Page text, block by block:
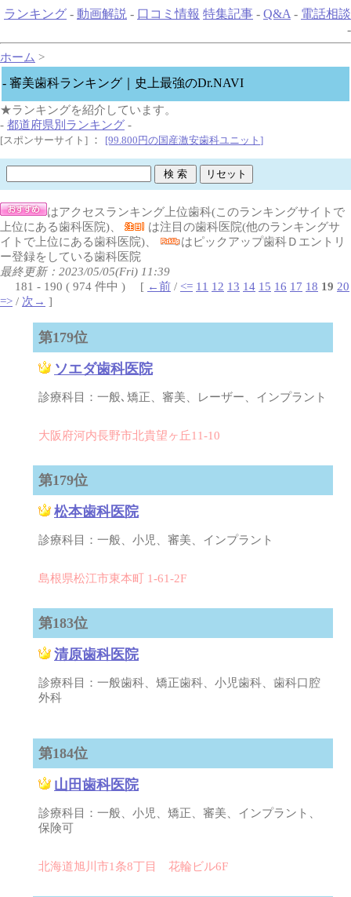
ランキング - 動画解説 - 口コミ情報 特集記事 - Q&A - 電話相談
-
ホーム >
- 審美歯科ランキング｜史上最強のDr.NAVI
★ランキングを紹介しています。
- 都道府県別ランキング -
[スポンサーサイト] ： [99.800円の国産激安歯科ユニット ]
はアクセスランキング上位歯科(このランキングサイトで
上位にある歯科医院)、
は注目の歯科医院(他のランキングサ
イトで上位にある歯科医院)、
はピックアップ歯科Ｄエントリ
ー登録をしている歯科医院
最終更新：2023/05/05(Fri) 11:39
181 - 190 ( 974 件中 ) [ ←前 / <= 11 12 13 14 15 16 17 18 19 20
=> / 次→ ]
第179位
ソエダ歯科医院
診療科目：一般､矯正、審美、レーザー、インプラント
大阪府河内長野市北貴望ヶ丘11-10
第179位
松本歯科医院
診療科目：一般、小児、審美、インプラント
島根県松江市東本町 1-61-2F
第183位
清原歯科医院
診療科目：一般歯科、矯正歯科、小児歯科、歯科口腔
外科
第184位
山田歯科医院
診療科目：一般、小児、矯正、審美、インプラント、
保険可
北海道旭川市1条8丁目 花輪ビル6F